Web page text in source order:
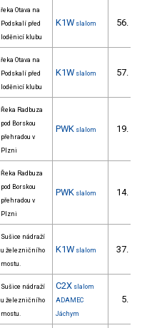
řeka Otava na
Podskalí před
loděnicí klubu
K1W slalom 56.
řeka Otava na
Podskalí před
loděnicí klubu
K1W slalom 57.
Řeka Radbuza
pod Borskou
přehradou v
Plzni
PWK slalom 19.
Řeka Radbuza
pod Borskou
přehradou v
Plzni
PWK slalom 14.
Sušice nádraží
u železničního
mostu.
K1W slalom 37.
Sušice nádraží
u železničního
mostu.
C2X slalom
ADAMEC
Jáchym
5.